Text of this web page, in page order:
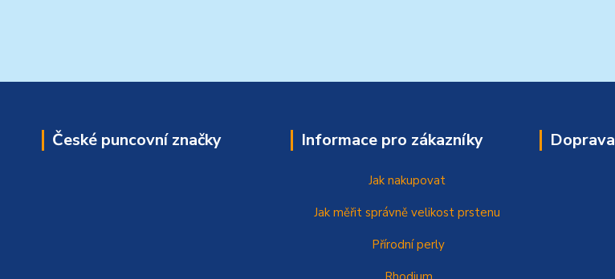
České puncovní značky Informace pro zákazníky
Jak nakupovat
Jak měřit správněvelikost prstenu
Přírodní perly
Doprava